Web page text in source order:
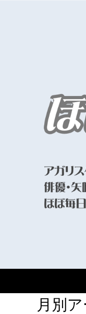
月別